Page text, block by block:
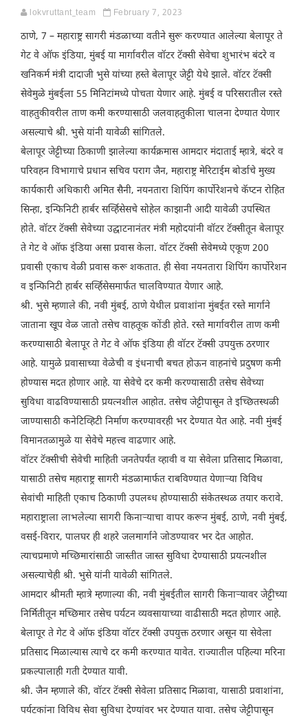
lokvruttant_team February 7, 2023
ठाणे, 7 – महाराष्ट्र सागरी मंडळाच्या वतीने सुरू करण्यात आलेल्या बेलापूर ते
गेट वे ऑफ इंडिया, मुंबई या मार्गावरील वॉटर टॅक्सी सेवेचा शुभारंभ बंदरे व
खनिकर्म मंत्री दादाजी भुसे यांच्या हस्ते बेलापूर जेट्टी येथे झाले. वॉटर टॅक्सी
सेवेमुळे मुंबईला 55 मिनिटांमध्ये पोचता येणार आहे. मुंबई व परिसरातील रस्ते
वाहतुकीवरील ताण कमी करण्यासाठी जलवाहतुकीला चालना देण्यात येणार
असल्याचे श्री. भुसे यांनी यावेळी सांगितले.
बेलापूर जेट्टीच्या ठिकाणी झालेल्या कार्यक्रमास आमदार मंदाताई म्हात्रे, बंदरे व
परिवहन विभागाचे प्रधान सचिव पराग जैन, महाराष्ट्र मेरिटाईम बोर्डाचे मुख्य
कार्यकारी अधिकारी अमित सैनी, नयनतारा शिपिंग कार्पोरेशनचे कॅप्टन रोहित
सिन्हा, इन्फिनिटी हार्बर सर्व्हिसेसचे सोहेल काझानी आदी यावेळी उपस्थित
होते. वॉटर टॅक्सी सेवेच्या उद्घाटनानंतर मंत्री महोदयांनी वॉटर टॅक्सीतून बेलापूर
ते गेट वे ऑफ इंडिया असा प्रवास केला. वॉटर टॅक्सी सेवेमध्ये एकूण 200
प्रवासी एकाच वेळी प्रवास करू शकतात. ही सेवा नयनतारा शिपिंग कार्पोरेशन
व इन्फिनिटी हार्बर सर्व्हिसेसमार्फत चालविण्यात येणार आहे.
श्री. भुसे म्हणाले की, नवी मुंबई, ठाणे येथील प्रवाशांना मुंबईत रस्ते मार्गाने
जाताना खूप वेळ जातो तसेच वाहतूक कोंडी होते. रस्ते मार्गावरील ताण कमी
करण्यासाठी बेलापूर ते गेट वे ऑफ इंडिया ही वॉटर टॅक्सी उपयुक्त ठरणार
आहे. यामुळे प्रवासाच्या वेळेची व इंधनाची बचत होऊन वाहनांचे प्रदुषण कमी
होण्यास मदत होणार आहे. या सेवेचे दर कमी करण्यासाठी तसेच सेवेच्या
सुविधा वाढविण्यासाठी प्रयत्नशील आहोत. तसेच जेट्टीपासून ते इच्छितस्थळी
जाण्यासाठी कनेटिव्हिटी निर्माण करण्यावरही भर देण्यात येत आहे. नवी मुंबई
विमानतळामुळे या सेवेचे महत्त्व वाढणार आहे.
वॉटर टॅक्सीची सेवेची माहिती जनतेपर्यंत व्हावी व या सेवेला प्रतिसाद मिळावा,
यासाठी तसेच महाराष्ट्र सागरी मंडळामार्फत राबविण्यात येणाऱ्या विविध
सेवांची माहिती एकाच ठिकाणी उपलब्ध होण्यासाठी संकेतस्थळ तयार करावे.
महाराष्ट्राला लाभलेल्या सागरी किनाऱ्याचा वापर करून मुंबई, ठाणे, नवी मुंबई,
वसई-विरार, पालघर ही शहरे जलमार्गाने जोडण्यावर भर देत आहोत.
त्याचप्रमाणे मच्छिमारांसाठी जास्तीत जास्त सुविधा देण्यासाठी प्रयत्नशील
असल्याचेही श्री. भुसे यांनी यावेळी सांगितले.
आमदार श्रीमती म्हात्रे म्हणाल्या की, नवी मुंबईतील सागरी किनाऱ्यावर जेट्टीच्या
निर्मितीतून मच्छिमार तसेच पर्यटन व्यवसायाच्या वाढीसाठी मदत होणार आहे.
बेलापूर ते गेट वे ऑफ इंडिया वॉटर टॅक्सी उपयुक्त ठरणार असून या सेवेला
प्रतिसाद मिळाल्यास त्याचे दर कमी करण्यात यावेत. राज्यातील पहिल्या मरिना
प्रकल्पालाही गती देण्यात यावी.
श्री. जैन म्हणाले की, वॉटर टॅक्सी सेवेला प्रतिसाद मिळावा, यासाठी प्रवाशांना,
पर्यटकांना विविध सेवा सुविधा देण्यांवर भर देण्यात यावा. तसेच जेट्टीपासून